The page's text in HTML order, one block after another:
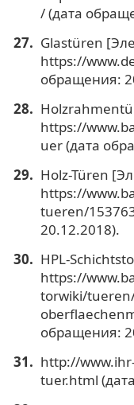
/ (дата
Glastüren
https://
обращения:
https://
uer (дата
Holz-Türen
https://
tueren/
20.12.2018).
HPL-
https://
torwiki/
обращения:
http://
tuer.html